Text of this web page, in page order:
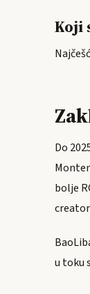
Koji
Do
bolje
u toku